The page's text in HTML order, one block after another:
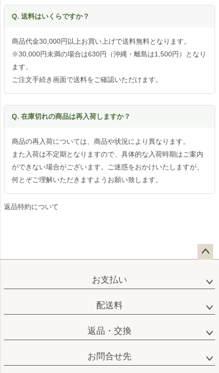
Q. 送料はいくらですか？
商品代金30,000円以上お買い上げで送料無料となります。
※30,000円未満の場合は630円（沖縄・離島は1,500円）となり
ます。
ご注文手続き画面で送料をご確認いただけます。
Q. 在庫切れの商品は再入荷しますか？
商品の再入荷については、商品や状況により異なります。
また入荷は不定期となりますので、具体的な入荷時期はご案内
ができない場合がございます。ご迷惑をおかけいたしますが、
何とぞご理解いただきますようお願い致します。
返品特約について
ップ
お支払い
配送料
返品・交換
お問合せ先